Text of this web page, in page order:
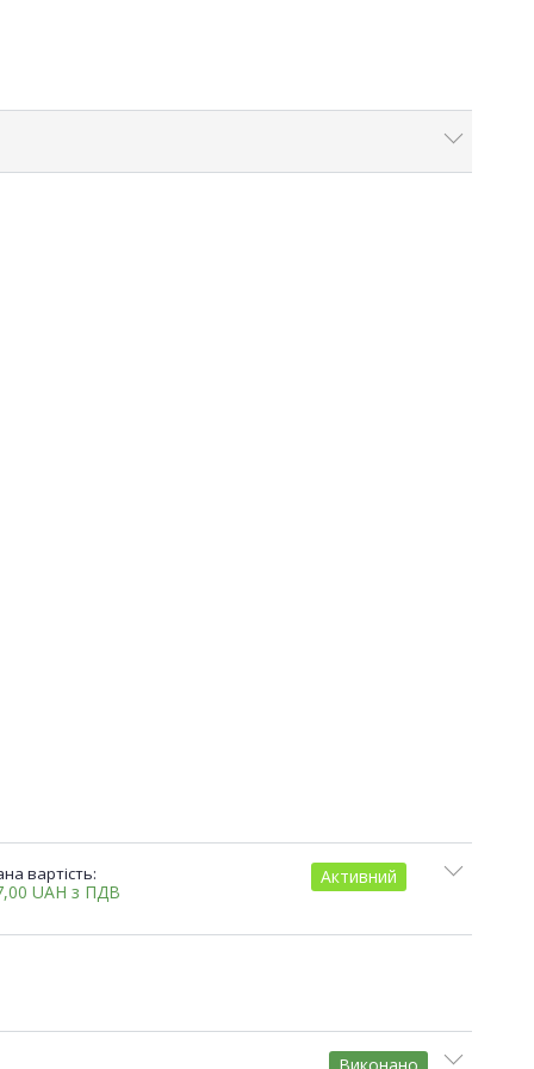
вартість:
UAH з ПДВ
Активний